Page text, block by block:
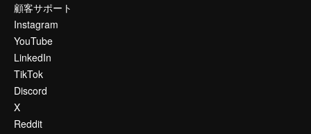
顧客サポート
Instagram
YouTube
LinkedIn
TikTok
Discord
X
Reddit